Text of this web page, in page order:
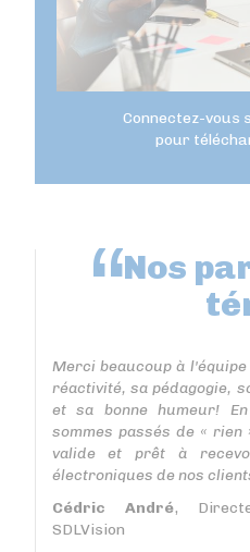
Connectez-vous
pour
Nos
Merci beaucoup à
réactivité, sa pédagogie,
et sa bonne humeur!
sommes passés de « rien
valide et prêt à
électroniques de nos
Cédric André,
SDLVision